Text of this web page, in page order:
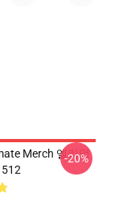
Merch 엘리엄
-20%